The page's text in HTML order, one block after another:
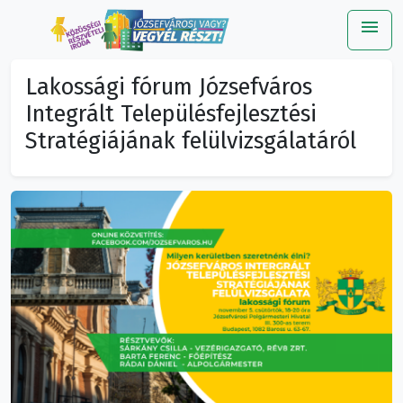
menu
Lakossági fórum Józsefváros
Integrált Településfejlesztési
Stratégiájának felülvizsgálatáról